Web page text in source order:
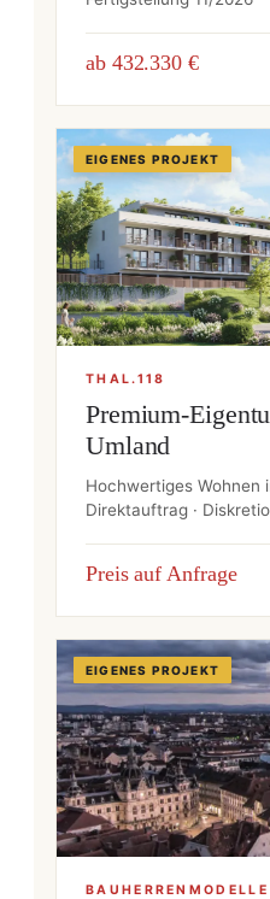
ab 432.330 €
EIGENES PROJEKT
THAL.118
Premium-
Umland
Hochwertiges Wohnen
Direktauftrag ·
Preis auf Anfrage
EIGENES PROJEKT
BAUHERRENMODELLE